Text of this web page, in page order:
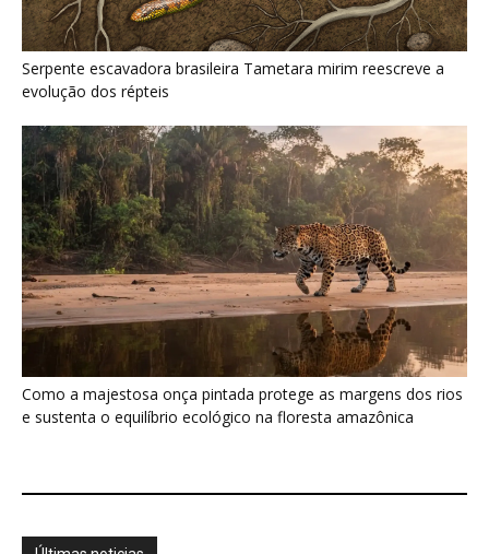
Como a majestosa onça pintada protege as margens dos rios
e sustenta o equilíbrio ecológico na floresta amazônica
Últimas noticias
Jacamim usa vocalização grave que
atravessa o sub-bosque e mantém o...
5 de agosto de 2026
Peixe-boi-amazônico usa lábios preênseis
para arrancar plantas e troca dentes durante...
5 de agosto de 2026